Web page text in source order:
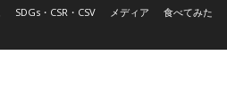
SDGs・CSR・CSV メディア 食べてみた